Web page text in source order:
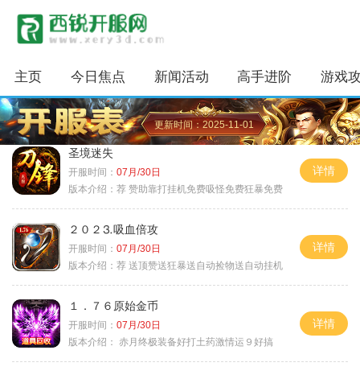
主页 今日焦点 新闻活动 高手进阶 游戏
更新时间：2025-11-01
圣境迷失
开服时间： 07月/30日
版本介绍： 荐 赞助靠打挂机免费吸怪免费狂暴免费
详情
２０２⒊吸血倍攻
开服时间： 07月/30日
版本介绍： 荐 送顶赞送狂暴送自动捡物送自动挂机
详情
１．７６原始金币
开服时间： 07月/30日
版本介绍： 赤月终极装备好打土药激情运９好搞
详情